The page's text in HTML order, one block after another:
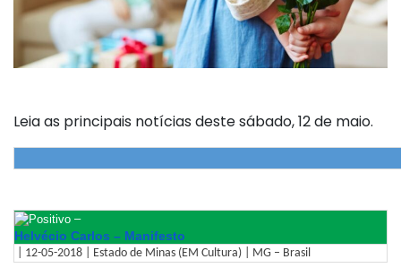
Leia as principais notícias deste sábado, 12 de maio.
–
Helvécio Carlos – Manifesto
| 12-05-2018 | Estado de Minas (EM Cultura) | MG – Brasil